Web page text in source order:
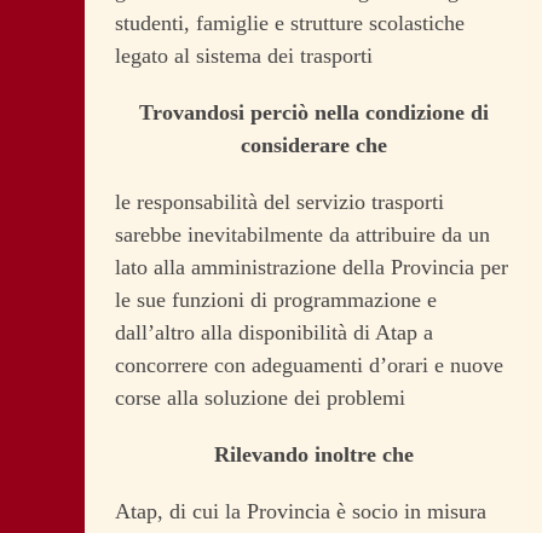
studenti, famiglie e strutture scolastiche
legato al sistema dei trasporti
Trovandosi perciò nella condizione di
considerare che
le responsabilità del servizio trasporti
sarebbe inevitabilmente da attribuire da un
lato alla amministrazione della Provincia per
le sue funzioni di programmazione e
dall’altro alla disponibilità di Atap a
concorrere con adeguamenti d’orari e nuove
corse alla soluzione dei problemi
Rilevando inoltre che
Atap, di cui la Provincia è socio in misura